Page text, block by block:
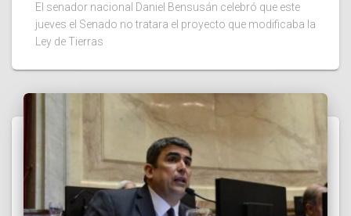
El senador nacional Daniel Bensusán celebró que este
jueves el Senado no tratara el proyecto que modificaba la
Ley de Tierras